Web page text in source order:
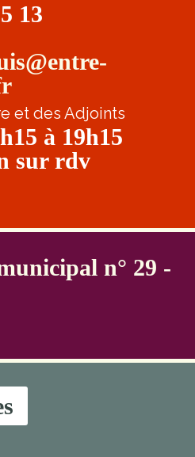
13
et des Adjoints
à 19h15
sur rdv
n° 29 -